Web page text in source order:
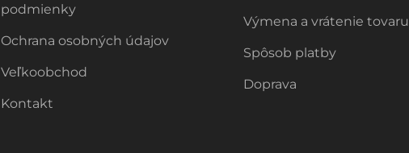
podmienky
Ochrana osobných údajov
Veľkoobchod
Kontakt
Výmena a vrátenie tovaru
Spôsob platby
Doprava